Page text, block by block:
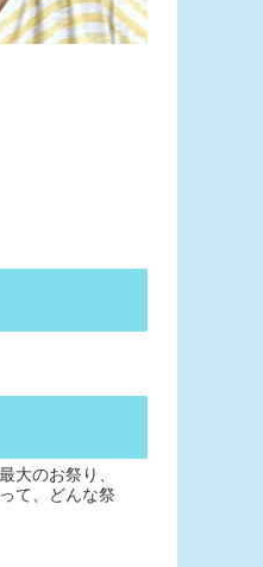
大のお祭り、
て、どんな祭